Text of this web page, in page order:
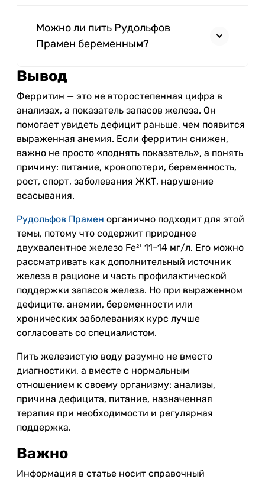
Можно ли пить Рудольфов
Прамен беременным?
Вывод
Ферритин — это не второстепенная цифра в
анализах, а показатель запасов железа. Он
помогает увидеть дефицит раньше, чем появится
выраженная анемия. Если ферритин снижен,
важно не просто «поднять показатель», а понять
причину: питание, кровопотери, беременность,
рост, спорт, заболевания ЖКТ, нарушение
всасывания.
Рудольфов Прамен органично подходит для этой
темы, потому что содержит природное
двухвалентное железо Fe²⁺ 11–14 мг/л. Его можно
рассматривать как дополнительный источник
железа в рационе и часть профилактической
поддержки запасов железа. Но при выраженном
дефиците, анемии, беременности или
хронических заболеваниях курс лучше
согласовать со специалистом.
Пить железистую воду разумно не вместо
диагностики, а вместе с нормальным
отношением к своему организму: анализы,
причина дефицита, питание, назначенная
терапия при необходимости и регулярная
поддержка.
Важно
Информация в статье носит справочный